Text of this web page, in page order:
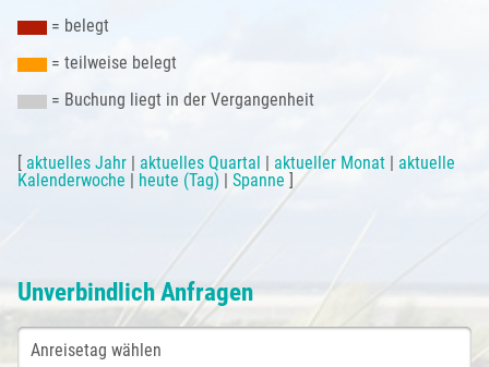
= belegt
= teilweise belegt
= Buchung liegt in der Vergangenheit
aktuelles Jahr aktuelles Quartal aktueller Monat
aktuelle
Kalenderwoche
heute (Tag) |Spanne ]
Unverbindlich Anfragen